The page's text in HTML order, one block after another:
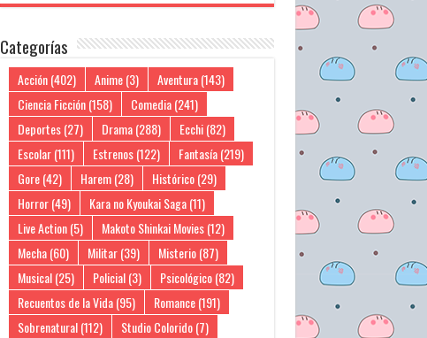
Categorías
Acción(402) Anime(3) Aventura(143)
Ciencia Ficción(158) Comedia(241)
Deportes(27) Drama(288) Ecchi(82)
Escolar(111) Estrenos(122) Fantasía(219)
Gore(42) Harem(28) Histórico(29)
Horror(49) Kara no Kyoukai Saga(11)
Live Action(5) Makoto Shinkai Movies(12)
Mecha(60) Militar(39) Misterio(87)
Musical(25) Policial(3) Psicológico(82)
Recuentos de la Vida(95) Romance(191)
Sobrenatural(112) Studio Colorido(7)